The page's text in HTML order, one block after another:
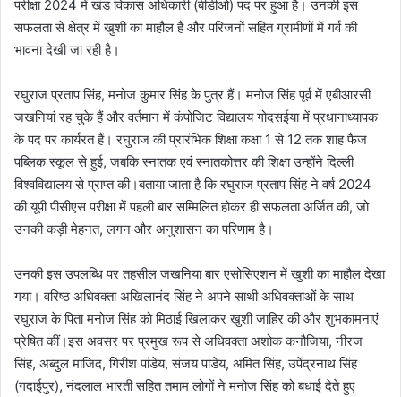
परीक्षा 2024 में खंड विकास अधिकारी (बीडीओ) पद पर हुआ है। उनकी इस
सफलता से क्षेत्र में खुशी का माहौल है और परिजनों सहित ग्रामीणों में गर्व की
भावना देखी जा रही है।
रघुराज प्रताप सिंह, मनोज कुमार सिंह के पुत्र हैं। मनोज सिंह पूर्व में एबीआरसी
जखनियां रह चुके हैं और वर्तमान में कंपोजिट विद्यालय गोदसईया में प्रधानाध्यापक
के पद पर कार्यरत हैं। रघुराज की प्रारंभिक शिक्षा कक्षा 1 से 12 तक शाह फैज
पब्लिक स्कूल से हुई, जबकि स्नातक एवं स्नातकोत्तर की शिक्षा उन्होंने दिल्ली
विश्वविद्यालय से प्राप्त की।बताया जाता है कि रघुराज प्रताप सिंह ने वर्ष 2024
की यूपी पीसीएस परीक्षा में पहली बार सम्मिलित होकर ही सफलता अर्जित की, जो
उनकी कड़ी मेहनत, लगन और अनुशासन का परिणाम है।
उनकी इस उपलब्धि पर तहसील जखनिया बार एसोसिएशन में खुशी का माहौल देखा
गया। वरिष्ठ अधिवक्ता अखिलानंद सिंह ने अपने साथी अधिवक्ताओं के साथ
रघुराज के पिता मनोज सिंह को मिठाई खिलाकर खुशी जाहिर की और शुभकामनाएं
प्रेषित कीं।इस अवसर पर प्रमुख रूप से अधिवक्ता अशोक कनौजिया, नीरज
सिंह, अब्दुल माजिद, गिरीश पांडेय, संजय पांडेय, अमित सिंह, उपेंद्रनाथ सिंह
(गदाईपुर), नंदलाल भारती सहित तमाम लोगों ने मनोज सिंह को बधाई देते हुए